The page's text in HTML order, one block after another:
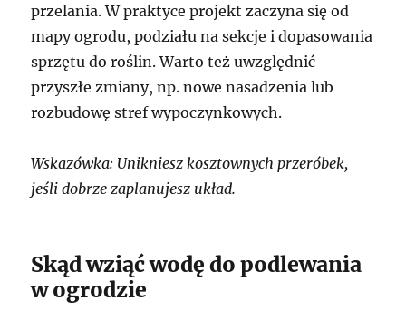
przelania. W praktyce projekt zaczyna się od
mapy ogrodu, podziału na sekcje i dopasowania
sprzętu do roślin. Warto też uwzględnić
przyszłe zmiany, np. nowe nasadzenia lub
rozbudowę stref wypoczynkowych.
Wskazówka: Unikniesz kosztownych przeróbek,
jeśli dobrze zaplanujesz układ.
Skąd wziąć wodę do podlewania
w ogrodzie